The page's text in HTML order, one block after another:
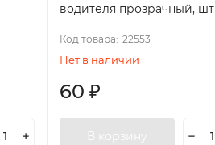
водителя прозрачный, шт
Код товара: 22553
Нет в наличии
60 ₽
В корзину